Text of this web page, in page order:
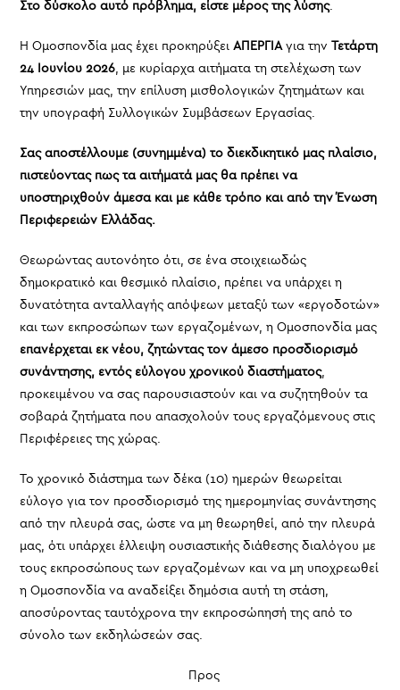
Στο δύσκολο αυτό πρόβλημα, είστε μέρος της λύσης.
Η Ομοσπονδία μας έχει προκηρύξειΑΠΕΡΓΙΑγια τηνΤετάρτη
24 Ιουνίου 2026, με κυρίαρχα αιτήματα τη στελέχωση των
Υπηρεσιών μας, την επίλυση μισθολογικών ζητημάτων και
την υπογραφή Συλλογικών Συμβάσεων Εργασίας.
Σας αποστέλλουμε (συνημμένα) το διεκδικητικό μας πλαίσιο,
πιστεύοντας πως τα αιτήματά μας θα πρέπει να
υποστηριχθούν άμεσα και με κάθε τρόπο και από την Ένωση
Περιφερειών Ελλάδας.
Θεωρώντας αυτονόητο ότι, σε ένα στοιχειωδώς
δημοκρατικό και θεσμικό πλαίσιο, πρέπει να υπάρχει η
δυνατότητα ανταλλαγής απόψεων μεταξύ των «εργοδοτών»
και των εκπροσώπων των εργαζομένων, η Ομοσπονδία μας
επανέρχεται εκ νέου, ζητώντας τον άμεσο προσδιορισμό
συνάντησης, εντός εύλογου χρονικού διαστήματος,
προκειμένου να σας παρουσιαστούν και να συζητηθούν τα
σοβαρά ζητήματα που απασχολούν τους εργαζόμενους στις
Περιφέρειες της χώρας.
Το χρονικό διάστημα των δέκα (10) ημερών θεωρείται
εύλογο για τον προσδιορισμό της ημερομηνίας συνάντησης
από την πλευρά σας, ώστε να μη θεωρηθεί, από την πλευρά
μας, ότι υπάρχει έλλειψη ουσιαστικής διάθεσης διαλόγου με
τους εκπροσώπους των εργαζομένων και να μη υποχρεωθεί
η Ομοσπονδία να αναδείξει δημόσια αυτή τη στάση,
αποσύροντας ταυτόχρονα την εκπροσώπησή της από το
σύνολο των εκδηλώσεών σας.
Προς